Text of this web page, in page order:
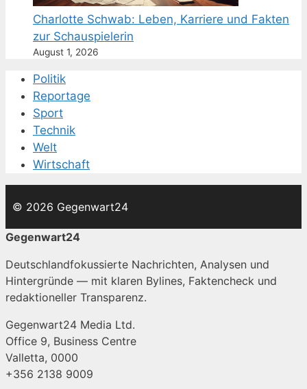
Charlotte Schwab: Leben, Karriere und Fakten
zur Schauspielerin
August 1, 2026
Politik
Reportage
Sport
Technik
Welt
Wirtschaft
© 2026 Gegenwart24
Gegenwart24
Deutschlandfokussierte Nachrichten, Analysen und
Hintergründe — mit klaren Bylines, Faktencheck und
redaktioneller Transparenz.
Gegenwart24 Media Ltd.
Office 9, Business Centre
Valletta, 0000
+356 2138 9009